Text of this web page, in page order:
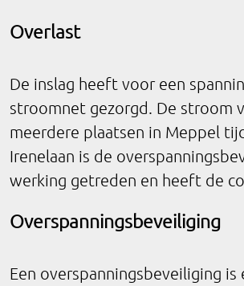
Overlast
De inslag heeft voor een
stroomnet gezorgd. De stroom
meerdere plaatsen in Meppel
Irenelaan is de
werking getreden en heeft de
Overspanningsbeveiliging
Een overspanningsbeveiliging is